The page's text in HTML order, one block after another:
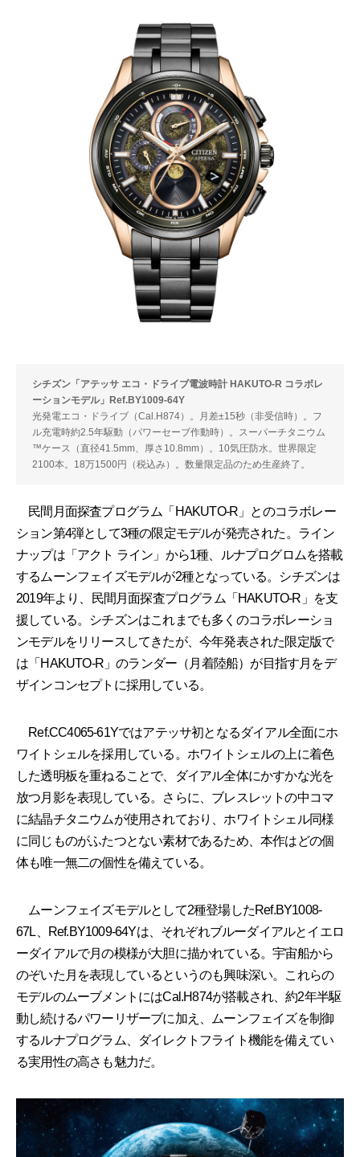
シチズン「アテッサ エコ・ドライブ電波時計 HAKUTO-R コラボレ
ーションモデル」Ref.BY1009-64Y
光発電エコ・ドライブ（Cal.H874）。月差±15秒（非受信時）。フ
ル充電時約2.5年駆動（パワーセーブ作動時）。スーパーチタニウム
™ケース（直径41.5mm、厚さ10.8mm）。10気圧防水。世界限定
2100本。18万1500円（税込み）。数量限定品のため生産終了。
民間月面探査プログラム「HAKUTO-R」とのコラボレー
ション第4弾として3種の限定モデルが発売された。ライン
ナップは「アクト ライン」から1種、ルナプログロムを搭載
するムーンフェイズモデルが2種となっている。シチズンは
2019年より、民間月面探査プログラム「HAKUTO-R」を支
援している。シチズンはこれまでも多くのコラボレーショ
ンモデルをリリースしてきたが、今年発表された限定版で
は「HAKUTO-R」のランダー（月着陸船）が目指す月をデ
ザインコンセプトに採用している。
Ref.CC4065-61Yではアテッサ初となるダイアル全面にホ
ワイトシェルを採用している。ホワイトシェルの上に着色
した透明板を重ねることで、ダイアル全体にかすかな光を
放つ月影を表現している。さらに、ブレスレットの中コマ
に結晶チタニウムが使用されており、ホワイトシェル同様
に同じものがふたつとない素材であるため、本作はどの個
体も唯一無二の個性を備えている。
ムーンフェイズモデルとして2種登場したRef.BY1008-
67L、Ref.BY1009-64Yは、それぞれブルーダイアルとイエロ
ーダイアルで月の模様が大胆に描かれている。宇宙船から
のぞいた月を表現しているというのも興味深い。これらの
モデルのムーブメントにはCal.H874が搭載され、約2年半駆
動し続けるパワーリザーブに加え、ムーンフェイズを制御
するルナプログラム、ダイレクトフライト機能を備えてい
る実用性の高さも魅力だ。